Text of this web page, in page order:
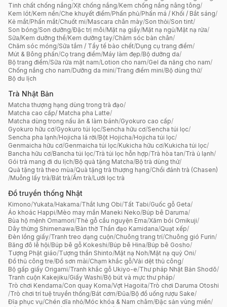
Tinh chất chống nắng/Xịt chống nắng/Kem chống nắng nâng tông/
Kem lót/Kem nền/Che khuyết điểm/Phấn phủ/Phấn má / Khối / Bắt sáng/
Kẻ mắt/Phấn mắt/Chuốt mi/Mascara chân mày/Son thỏi/Son tint/
Son bóng/Son dưỡng/Đặc trị môi/Mặt nạ giấy/Mặt nạ ngủ/Mặt nạ rửa/
Sữa/Kem dưỡng thể/Kem dưỡng tay/Chăm sóc bàn chân/
Chăm sóc móng/Sữa tắm / Tẩy tế bào chết/Dụng cụ trang điểm/
Mút & Bông phấn/Cọ trang điểm/Máy làm đẹp/Bộ dưỡng da/
Bộ trang điểm/Sữa rửa mặt nam/Lotion cho nam/Gel đa năng cho nam/
Chống nắng cho nam/Dưỡng da mini/Trang điểm mini/Bộ dùng thử/
Bộ du lịch
Trà Nhật Bản
Matcha thượng hạng dùng trong trà đạo/
Matcha cao cấp/ Matcha pha Latte/
Matcha dùng trong nấu ăn & làm bánh/Gyokuro cao cấp/
Gyokuro hữu cơ/Gyokuro túi lọc/Sencha hữu cơ/Sencha túi lọc/
Sencha pha lạnh/Hojicha lá rời/Bột Hojicha/Hojicha túi lọc/
Genmaicha hữu cơ/Genmaicha túi lọc/Kukicha hữu cơ/Kukicha túi lọc/
Bancha hữu cơ/Bancha túi lọc/Trà túi lọc hỗn hợp/Trà hòa tan/Trà ủ lạnh/
Gói trà mang đi du lịch/Bộ quà tặng Matcha/Bộ trà dùng thử/
Quà tặng trà theo mùa/Quà tặng trà thượng hạng/Chổi đánh trà (Chasen)
/Muỗng lấy trà/Bát trà/Ấm trà/Lưới lọc trà
Đồ truyền thống Nhật
Kimono/Yukata/Hakama/Thắt lưng Obi/Tất Tabi/Guốc gỗ Geta/
Áo khoác Happi/Mèo may mắn Maneki Neko/Búp bê Daruma/
Bùa hộ mệnh Omamori/Thẻ gỗ cầu nguyện Ema/Xăm bói Omikuji/
Dây thừng Shimenawa/Bàn thờ Thần đạo Kamidana/Quạt xếp/
Đèn lồng giấy/Tranh treo dạng cuộn/Chuông trang trí/Chuông gió Furin/
Băng đô lễ hội/Búp bê gỗ Kokeshi/Búp bê Hina/Búp bê Gosho/
Tượng Phật giáo/Tượng thần Shinto/Mặt nạ Noh/Mặt nạ quỷ Oni/
Đồ thủ công tre/Đồ sơn mài/Chạm khắc gỗ/Vải dệt thủ công/
Bộ gấp giấy Origami/Tranh khắc gỗ Ukiyo-e/Thư pháp Nhật Bản Shodō/
Tranh cuộn Kakejiku/Giấy Washi/Bộ bút và mực thư pháp/
Trò chơi Kendama/Con quay Koma/Vợt Hagoita/Trò chơi Daruma Otoshi
/Trò chơi trí tuệ truyền thống/Bát cơm/Đũa/Bộ đồ uống rượu Sake/
Đĩa phục vụ/Chén dĩa nhỏ/Móc khóa & Nam châm/Đặc sản vùng miền/